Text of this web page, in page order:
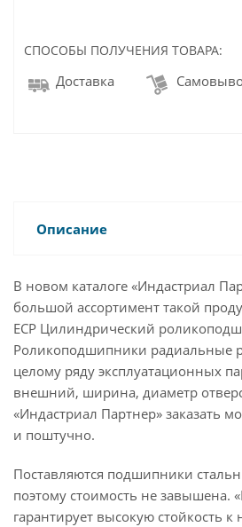
СПОСОБЫ ПОЛУЧЕНИЯ ТОВАРА:
Доставка
Описание
В новом каталоге «Индастриал
большой ассортимент такой
ECP Цилиндрический
Роликоподшипники радиальные
целому ряду эксплуатационных
внешний, ширина, диаметр
«Индастриал Партнер» заказать
и поштучно.
Поставляются подшипники
поэтому стоимость не завышена.
гарантирует высокую стойкость к